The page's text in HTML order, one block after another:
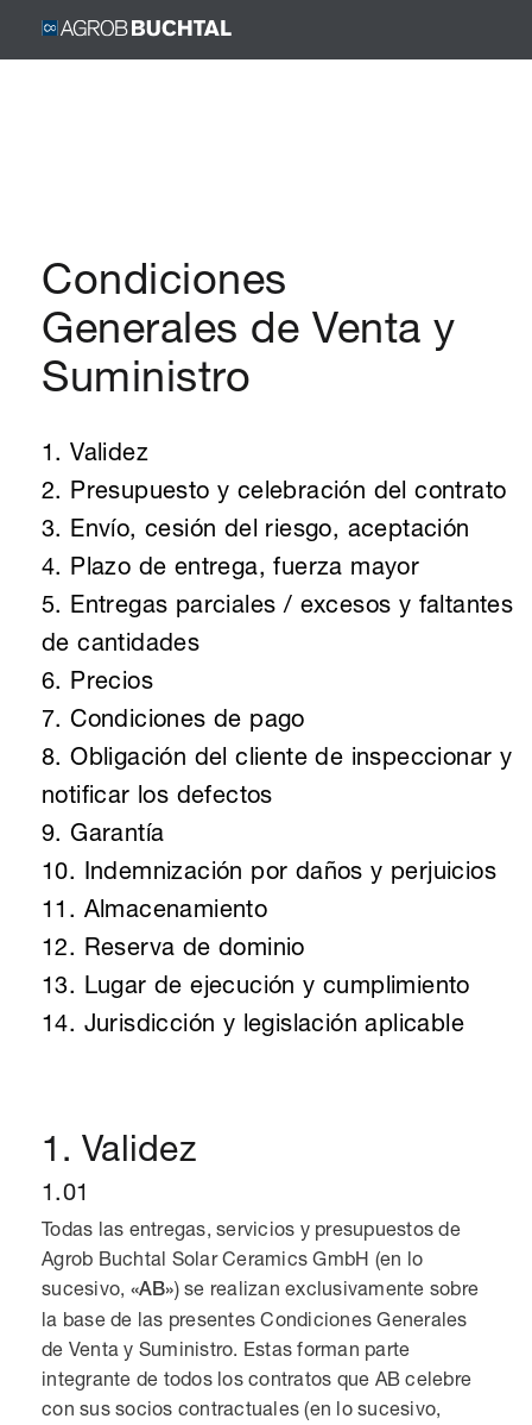
Condiciones
Generales de Venta y
Suministro
1. Validez
2. Presupuesto y celebración del contrato
3. Envío, cesión del riesgo, aceptación
4. Plazo de entrega, fuerza mayor
5. Entregas parciales / excesos y faltantes
de cantidades
6. Precios
7. Condiciones de pago
8. Obligación del cliente de inspeccionar y
notificar los defectos
9. Garantía
10. Indemnización por daños y perjuicios
11. Almacenamiento
12. Reserva de dominio
13. Lugar de ejecución y cumplimiento
14. Jurisdicción y legislación aplicable
1. Validez
1.01
Todas las entregas, servicios y presupuestos de
Agrob Buchtal Solar Ceramics GmbH (en lo
sucesivo, «AB») se realizan exclusivamente sobre
la base de las presentes Condiciones Generales
de Venta y Suministro. Estas forman parte
integrante de todos los contratos que AB celebre
con sus socios contractuales (en lo sucesivo,